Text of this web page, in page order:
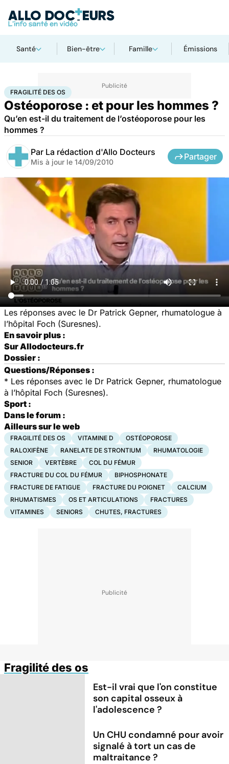
Santé Bien-être Famille Émissions
AccueilSantéMaladies Fragilité des os
FRAGILITÉ DES OS
Ostéoporose : et pour les hommes ?
Qu’en est-il du traitement de l’ostéoporose pour les
hommes ?
Par La rédaction d'Allo Docteurs
Mis à jour le 14/09/2010
Partager
Les réponses avec le Dr Patrick Gepner, rhumatologue à
l’hôpital Foch (Suresnes).
En savoir plus :
Sur Allodocteurs.fr
Dossier :
Questions/Réponses :
* Les réponses avec le Dr Patrick Gepner, rhumatologue
à l’hôpital Foch (Suresnes).
Sport :
Dans le forum :
Ailleurs sur le web
FRAGILITÉ DES OS VITAMINE D
OSTÉOPOROSE
RALOXIFÈNE
RANELATE DE STRONTIUM
RHUMATOLOGIE
SENIOR
VERTÈBRE
COL DU FÉMUR
FRACTURE DU COL DU FÉMUR
BIPHOSPHONATE
FRACTURE DE FATIGUE
FRACTURE DU POIGNET
CALCIUM
RHUMATISMES
OS ET ARTICULATIONS
FRACTURES
VITAMINES
SENIORS CHUTES, FRACTURES
Fragilité des os
Est-il vrai que l'on constitue
son capital osseux à
l'adolescence ?
Un CHU condamné pour avoir
signalé à tort un cas de
maltraitance ?